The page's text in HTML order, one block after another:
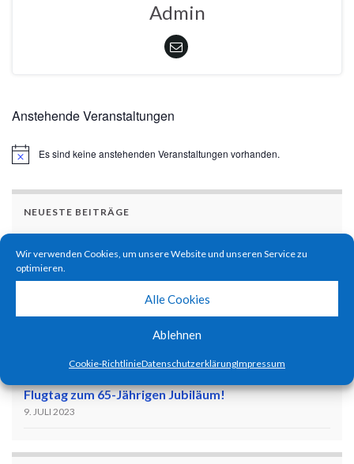
Wir verwenden Cookies, um unsere Website und unseren Service zu
optimieren.
Alle Cookies
Ablehnen
Cookie-RichtlinieDatenschutzerklärungImpressum
Admin
Anstehende Veranstaltungen
HinweisEs sind keine anstehenden Veranstaltungen vorhanden.
NEUESTE BEITRÄGE
20. SEPTEMBER 2025
Ferienprogramm 2024 – Kids become pilots!
1. SEPTEMBER 2024
Flugtag zum 65-Jährigen Jubiläum!
9. JULI 2023